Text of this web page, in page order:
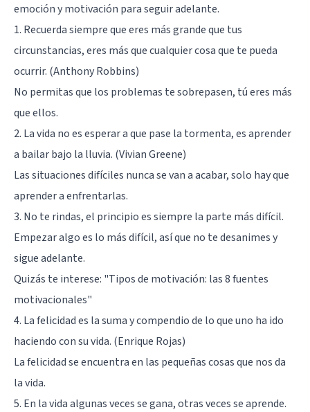
emoción y motivación para seguir adelante.
1. Recuerda siempre que eres más grande que tus
circunstancias, eres más que cualquier cosa que te pueda
ocurrir. (Anthony Robbins)
No permitas que los problemas te sobrepasen, tú eres más
que ellos.
2. La vida no es esperar a que pase la tormenta, es aprender
a bailar bajo la lluvia. (Vivian Greene)
Las situaciones difíciles nunca se van a acabar, solo hay que
aprender a enfrentarlas.
3. No te rindas, el principio es siempre la parte más difícil.
Empezar algo es lo más difícil, así que no te desanimes y
sigue adelante.
Quizás te interese: "Tipos de motivación: las 8 fuentes
motivacionales"
4. La felicidad es la suma y compendio de lo que uno ha ido
haciendo con su vida. (Enrique Rojas)
La felicidad se encuentra en las pequeñas cosas que nos da
la vida.
5. En la vida algunas veces se gana, otras veces se aprende.